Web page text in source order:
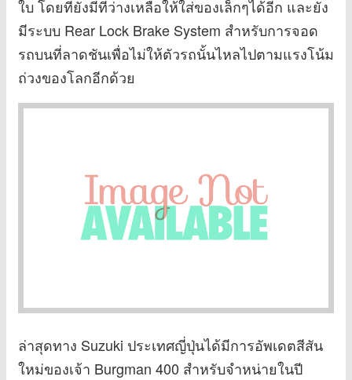
ใบ โดยที่ยังมีที่ว่างเหลือให้ใส่ของเล็กๆได้อีก และยัง
มีระบบ Rear Lock Brake System สำหรับการจอด
รถบนที่ลาดชันเพื่อไม่ให้ตัวรถนั้นไหลไปตามแรงโน้ม
ถ่วงของโลกอีกด้วย
ล่าสุดทาง Suzuki ประเทศญี่ปุ่นได้มีการอัพเดตสีสัน
ใหม่ของเจ้า Burgman 400 สำหรับจำหน่ายในปี